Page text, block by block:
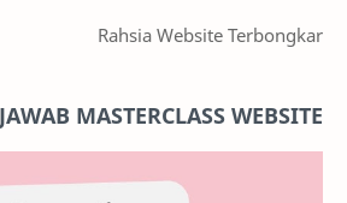
Rahsia Website Terbongkar
MASTERCLASS WEBSITE